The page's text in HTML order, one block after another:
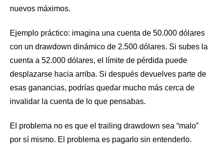
nuevos máximos.
Ejemplo práctico: imagina una cuenta de 50.000 dólares
con un drawdown dinámico de 2.500 dólares. Si subes la
cuenta a 52.000 dólares, el límite de pérdida puede
desplazarse hacia arriba. Si después devuelves parte de
esas ganancias, podrías quedar mucho más cerca de
invalidar la cuenta de lo que pensabas.
El problema no es que el trailing drawdown sea “malo”
por sí mismo. El problema es pagarlo sin entenderlo.